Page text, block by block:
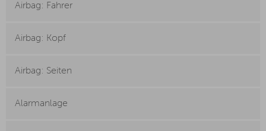
Airbag: Fahrer
Airbag: Kopf
Airbag: Seiten
Alarmanlage